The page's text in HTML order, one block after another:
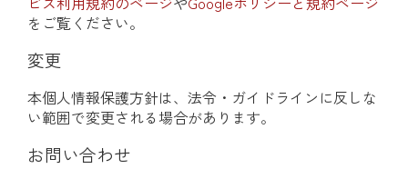
をご覧ください。
変更
本個人情報保護方針は、法令・ガイドラインに反しな
い範囲で変更される場合があります。
お問い合わせ